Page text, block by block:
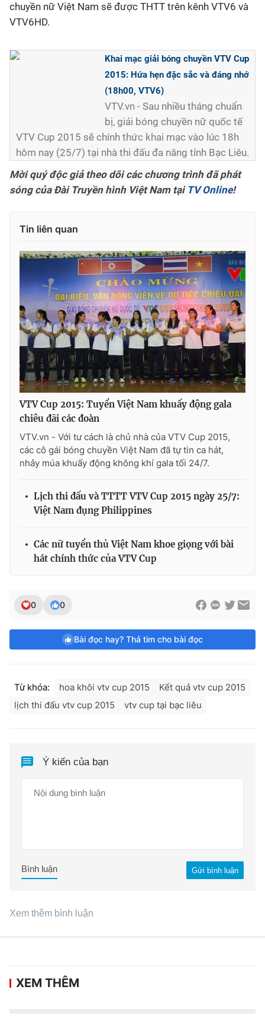
chuyền nữ Việt Nam sẽ được THTT trên kênh VTV6 và
VTV6HD.
Khai mạc giải bóng chuyền VTV Cup
2015: Hứa hẹn đặc sắc và đáng nhớ
(18h00, VTV6)
VTV.vn - Sau nhiều tháng chuẩn
bị, giải bóng chuyền nữ quốc tế
VTV Cup 2015 sẽ chính thức khai mạc vào lúc 18h
hôm nay (25/7) tại nhà thi đấu đa năng tỉnh Bạc Liêu.
Mời quý độc giả theo dõi các chương trình đã phát
sóng của Đài Truyền hình Việt Nam tại TV Online!
Tin liên quan
VTV Cup 2015: Tuyển Việt Nam khuấy động gala
chiêu đãi các đoàn
VTV.vn - Với tư cách là chủ nhà của VTV Cup 2015,
các cô gái bóng chuyền Việt Nam đã tự tin ca hát,
nhảy múa khuấy động không khí gala tối 24/7.
Lịch thi đấu và TTTT VTV Cup 2015 ngày 25/7:
Việt Nam đụng Philippines
Các nữ tuyển thủ Việt Nam khoe giọng với bài
hát chính thức của VTV Cup
0 0
Bài đọc hay? Thả tim cho bài đọc
Từ khóa: hoa khôi vtv cup 2015
Kết quả vtv cup 2015
lịch thi đấu vtv cup 2015
vtv cup tại bạc liêu
Ý kiến của bạn
Gửi bình luận
Bình luận
Xem thêm bình luận
XEM THÊM